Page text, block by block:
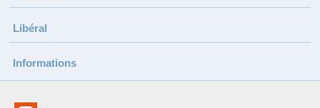
Libéral
Informations